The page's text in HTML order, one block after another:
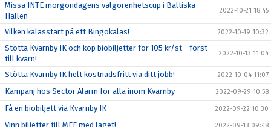
Missa INTE morgondagens välgörenhetscup i Baltiska
Hallen
2022-10-21 18:45
Vilken kalasstart på ett Bingokalas! 2022-10-19 10:32
Stötta Kvarnby IK och köp biobiljetter för 105 kr/st - först
till kvarn!
2022-10-13 11:04
Stötta Kvarnby IK helt kostnadsfritt via ditt jobb! 2022-10-04 11:07
Kampanj hos Sector Alarm för alla inom Kvarnby 2022-09-29 10:58
Få en biobiljett via Kvarnby IK 2022-09-22 10:30
Vinn biljetter till MFF med laget!